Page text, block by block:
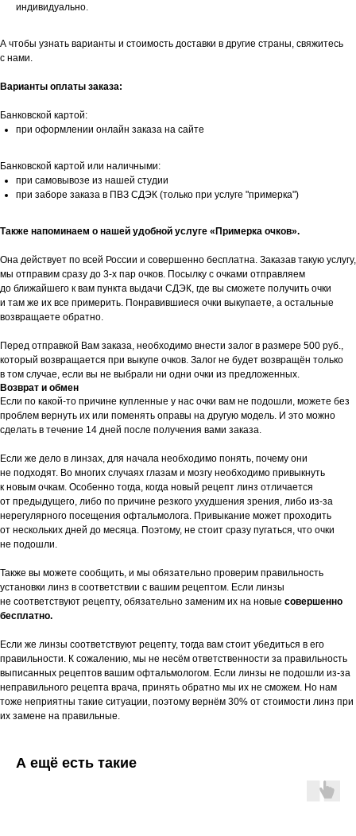
индивидуально.
А чтобы узнать варианты и стоимость доставки в другие страны, свяжитесь
с нами.
Варианты оплаты заказа:
Банковской картой:
при оформлении онлайн заказа на сайте
Банковской картой или наличными:
при самовывозе из нашей студии
при заборе заказа в ПВЗ СДЭК (только при услуге "примерка")
Также напоминаем о нашей удобной услуге «Примерка очков».
Она действует по всей России и совершенно бесплатна. Заказав такую услугу,
мы отправим сразу до 3-х пар очков. Посылку с очками отправляем
до ближайшего к вам пункта выдачи СДЭК, где вы сможете получить очки
и там же их все примерить. Понравившиеся очки выкупаете, а остальные
возвращаете обратно.
Перед отправкой Вам заказа, необходимо внести залог в размере 500 руб.,
который возвращается при выкупе очков. Залог не будет возвращён только
в том случае, если вы не выбрали ни одни очки из предложенных.
Возврат и обмен
Если по какой-то причине купленные у нас очки вам не подошли, можете без
проблем вернуть их или поменять оправы на другую модель. И это можно
сделать в течение 14 дней после получения вами заказа.
Если же дело в линзах, для начала необходимо понять, почему они
не подходят. Во многих случаях глазам и мозгу необходимо привыкнуть
к новым очкам. Особенно тогда, когда новый рецепт линз отличается
от предыдущего, либо по причине резкого ухудшения зрения, либо из-за
нерегулярного посещения офтальмолога. Привыкание может проходить
от нескольких дней до месяца. Поэтому, не стоит сразу пугаться, что очки
не подошли.
Также вы можете сообщить, и мы обязательно проверим правильность
установки линз в соответствии с вашим рецептом. Если линзы
не соответствуют рецепту, обязательно заменим их на новые совершенно
бесплатно.
Если же линзы соответствуют рецепту, тогда вам стоит убедиться в его
правильности. К сожалению, мы не несём ответственности за правильность
выписанных рецептов вашим офтальмологом. Если линзы не подошли из-за
неправильного рецепта врача, принять обратно мы их не сможем. Но нам
тоже неприятны такие ситуации, поэтому вернём 30% от стоимости линз при
их замене на правильные.
А ещё есть такие